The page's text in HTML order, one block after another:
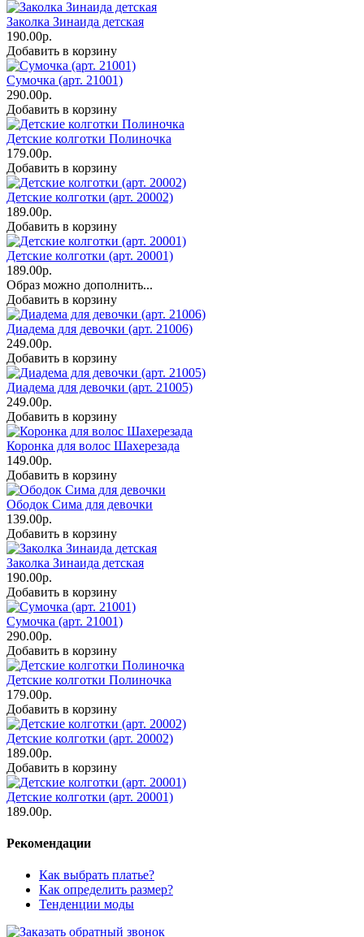
Заколка Зинаида детская
190.00р.
Добавить в корзину
Сумочка (арт. 21001)
290.00р.
Добавить в корзину
Детские колготки Полиночка
179.00р.
Добавить в корзину
Детские колготки (арт. 20002)
189.00р.
Добавить в корзину
Детские колготки (арт. 20001)
189.00р.
Образ можно дополнить...
Добавить в корзину
Диадема для девочки (арт. 21006)
249.00р.
Добавить в корзину
Диадема для девочки (арт. 21005)
249.00р.
Добавить в корзину
Коронка для волос Шахерезада
149.00р.
Добавить в корзину
Ободок Сима для девочки
139.00р.
Добавить в корзину
Заколка Зинаида детская
190.00р.
Добавить в корзину
Сумочка (арт. 21001)
290.00р.
Добавить в корзину
Детские колготки Полиночка
179.00р.
Добавить в корзину
Детские колготки (арт. 20002)
189.00р.
Добавить в корзину
Детские колготки (арт. 20001)
189.00р.
Рекомендации
Как выбрать платье?
Как определить размер?
Тенденции моды